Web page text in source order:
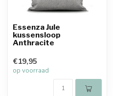
Essenza Jule
kussensloop
Anthracite
€19,95
op voorraad